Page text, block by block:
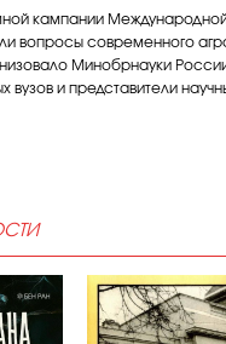
кампании
вопросы современного
Минобрнауки
вузов и представители